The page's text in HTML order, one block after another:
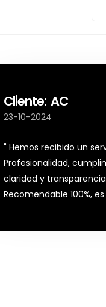
Cliente: AC
23-10-2024
" Hemos recibido un
Profesionalidad,
claridad y
Recomendable 100%,